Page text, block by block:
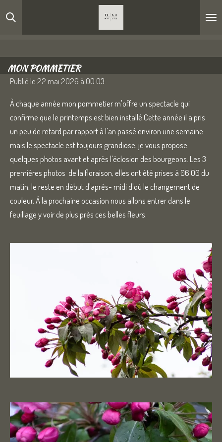
Passer
MON POMMETIER
Publié le 22 mai 2026 à 00:03
À chaque année mon pommetier m'offre un spectacle qui
confirme que le printemps est bien installé.Cette année il a pris
un peu de retard par rapport à l'an passé environ une semaine
mais le spectacle est toujours grandiose; je vous propose
quelques photos avant et après l'éclosion des bourgeons. Les 3
premières photos de la floraison, elles ont été prises à 06:00 du
matin, le reste en début d'après- midi d'où le changement de
couleur. À la prochaine occasion nous allons entrer dans le
feuillage y voir de plus près ces belles fleurs.